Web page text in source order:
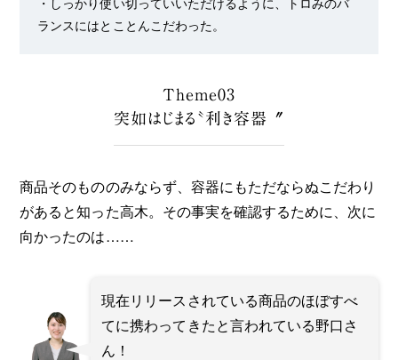
ランスにはとことんこだわった。
Theme03
突如はじまる〝利き容器〞
商品そのもののみならず、容器にもただならぬこだわり
があると知った高木。その事実を確認するために、次に
向かったのは……
現在リリースされている商品のほぼすべ
てに携わってきたと言われている野口さ
ん！